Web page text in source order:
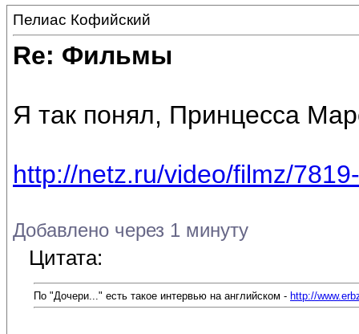
Пелиас Кофийский
Re: Фильмы
Я так понял, Принцесса
http://netz.ru/video/filmz/
Добавлено через 1 минуту
Цитата:
По "Дочери..." есть такое интервью на английском - http://